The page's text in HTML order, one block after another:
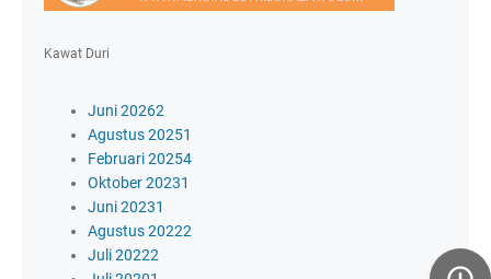
Kawat Duri
Juni 20262
Agustus 20251
Februari 20254
Oktober 20231
Juni 20231
Agustus 20222
Juli 20222